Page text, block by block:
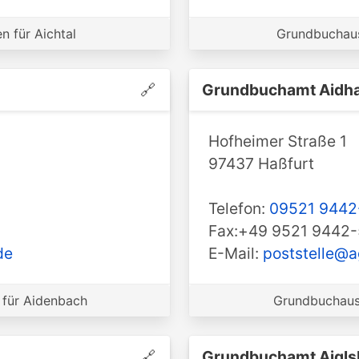
für Aichtal
🔗
Aidenbach
Grundbuchamt
Hofheimer Straße 1
97437 Haßfurt
Telefon: 09521
Fax:+49 9521
E-Mail: